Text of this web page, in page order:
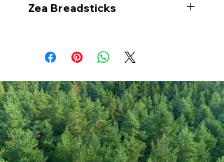
Zea Breadsticks